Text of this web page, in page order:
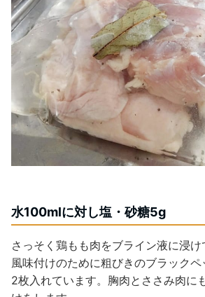
水100mlに対し塩・砂糖5g
さっそく鶏もも肉をブライン液に浸け
風味付けのために粗びきのブラック
2枚入れています。胸肉とささみ肉に